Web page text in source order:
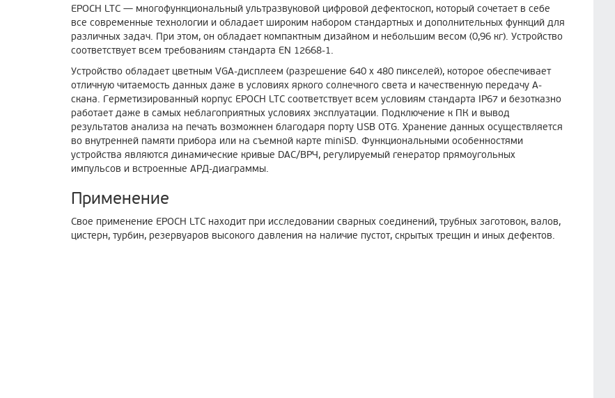
EPOCH LTC — многофункциональный ультразвуковой цифровой дефектоскоп, который сочетает в себе
все современные технологии и обладает широким набором стандартных и дополнительных функций для
различных задач. При этом, он обладает компактным дизайном и небольшим весом (0,96 кг). Устройство
соответствует всем требованиям стандарта EN 12668-1.
Устройство обладает цветным VGA-дисплеем (разрешение 640 x 480 пикселей), которое обеспечивает
отличную читаемость данных даже в условиях яркого солнечного света и качественную передачу А-
скана. Герметизированный корпус EPOCH LTC соответствует всем условиям стандарта IP67 и безотказно
работает даже в самых неблагоприятных условиях эксплуатации. Подключение к ПК и вывод
результатов анализа на печать возможнен благодаря порту USB OTG. Хранение данных осуществляется
во внутренней памяти прибора или на съемной карте miniSD. Функциональными особенностями
устройства являются динамические кривые DAC/ВРЧ, регулируемый генератор прямоугольных
импульсов и встроенные АРД-диаграммы.
Применение
Свое применение EPOCH LTC находит при исследовании сварных соединений, трубных заготовок, валов,
цистерн, турбин, резервуаров высокого давления на наличие пустот, скрытых трещин и иных дефектов.